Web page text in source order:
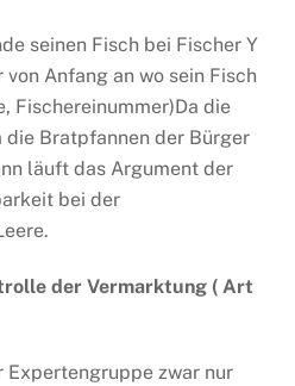
seinen Fisch bei Fischer Y
Anfang an wo sein Fisch
Fischereinummer)Da die
Bratpfannen der Bürger
läuft das Argument der
bei der
der Vermarktung ( Art
Expertengruppe zwar nur